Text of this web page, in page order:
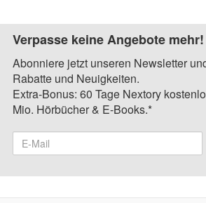
Verpasse keine Angebote mehr!
Abonniere jetzt unseren Newsletter
Rabatte und Neuigkeiten.
Extra-Bonus: 60 Tage Nextory
Mio. Hörbücher & E-Books.*